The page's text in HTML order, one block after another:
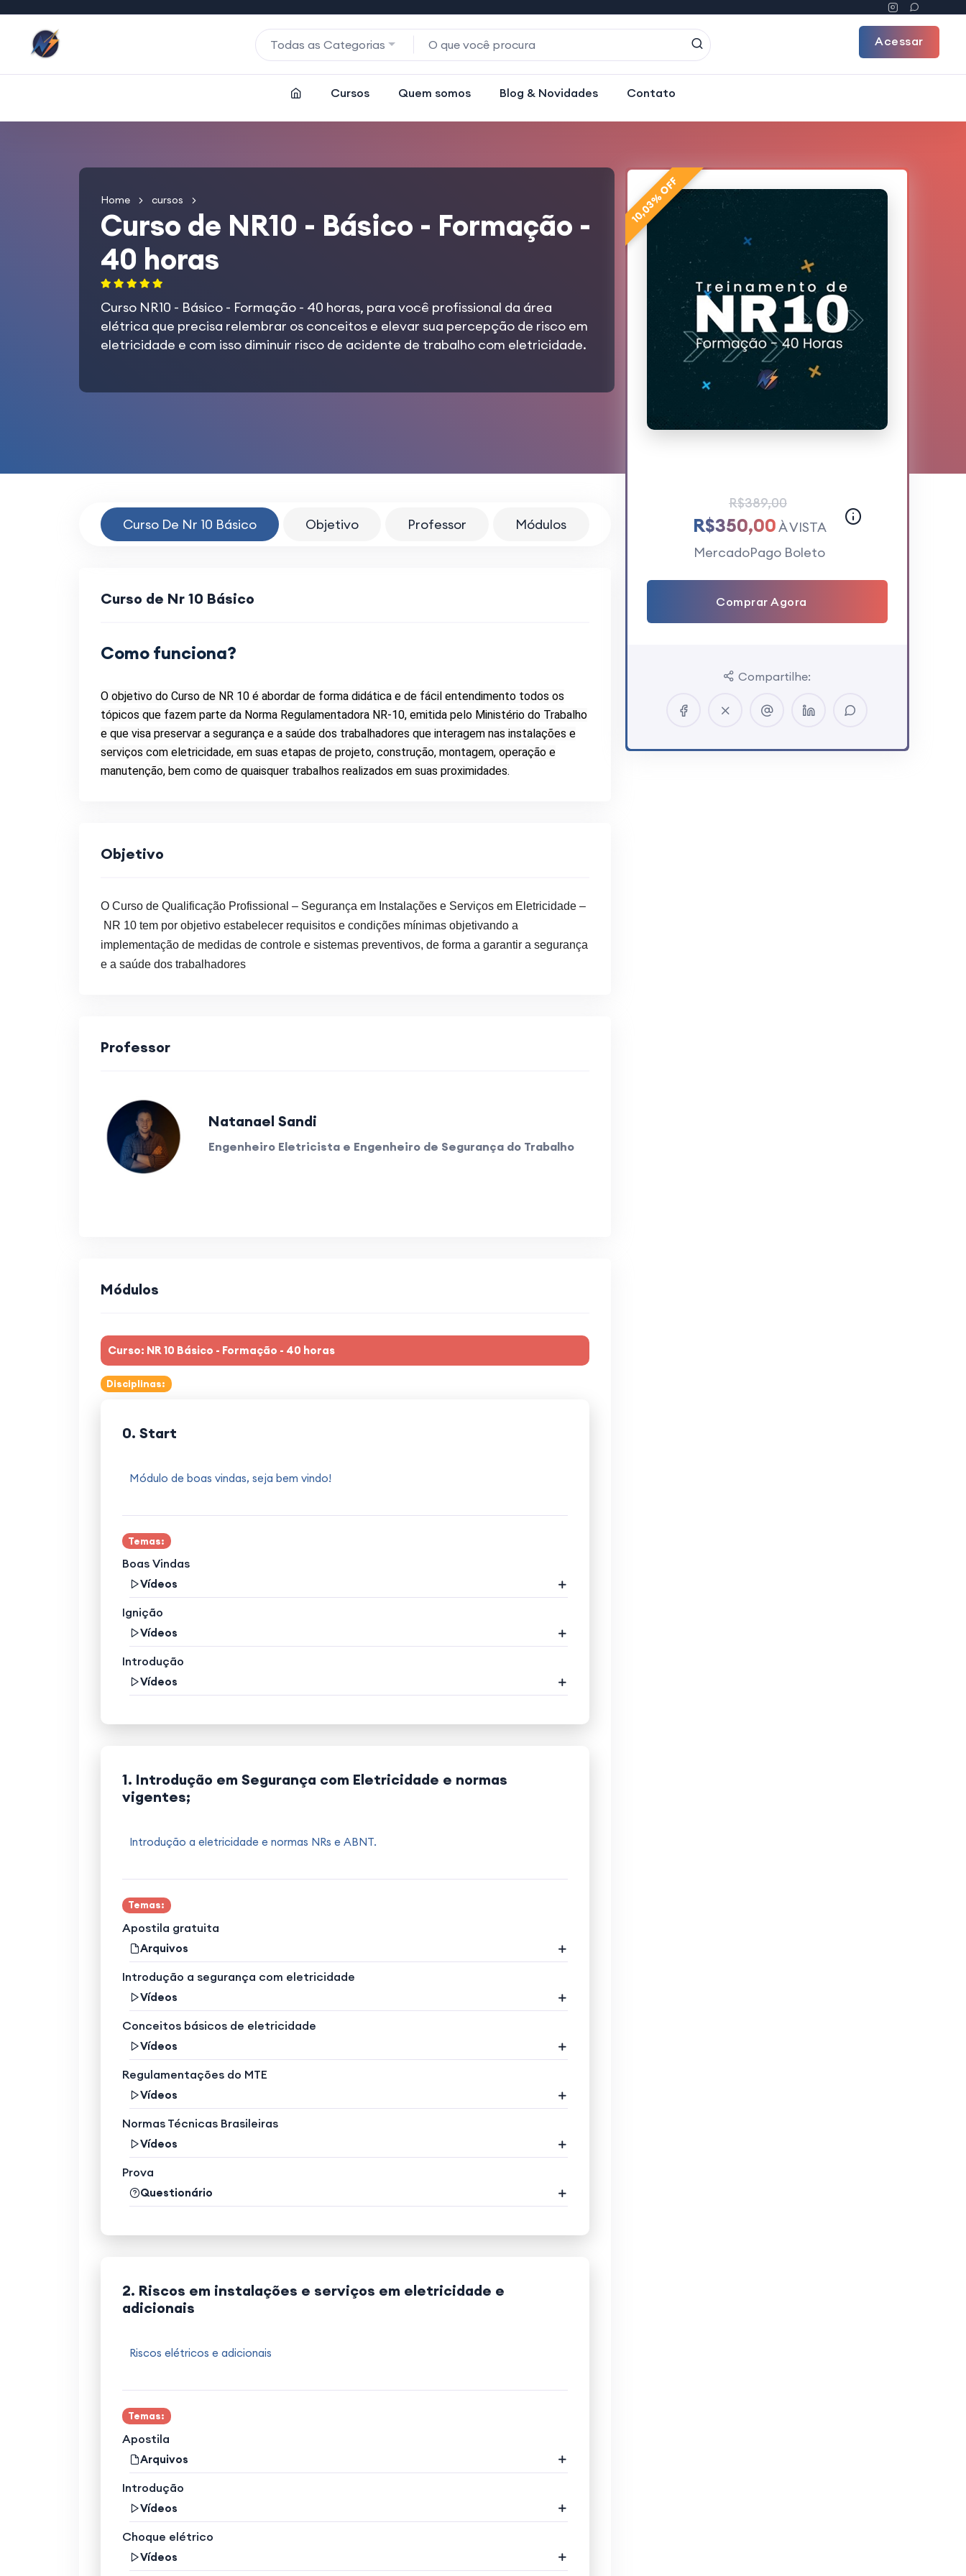
Todas as Categorias Acessar
Cursos Quem somos Blog & Novidades Contato
Home cursos
Curso de NR10 - Básico - Formação -
40 horas
Curso NR10 - Básico - Formação - 40 horas, para você profissional da área
elétrica que precisa relembrar os conceitos e elevar sua percepção de risco em
eletricidade e com isso diminuir risco de acidente de trabalho com eletricidade.
10,03% OFF
R$389,00
R$350,00À VISTA
MercadoPago Boleto
Comprar Agora
Compartilhe:
Curso De Nr 10 Básico Objetivo Professor Módulos
Curso de Nr 10 Básico
Como funciona?
O objetivo do Curso de NR 10 é abordar de forma didática e de fácil entendimento todos os
tópicos que fazem parte da Norma Regulamentadora NR-10, emitida pelo Ministério do Trabalho
e que visa preservar a segurança e a saúde dos trabalhadores que interagem nas instalações e
serviços com eletricidade, em suas etapas de projeto, construção, montagem, operação e
manutenção, bem como de quaisquer trabalhos realizados em suas proximidades.
Objetivo
O Cursode Qualificação Profissional – Segurança em Instalações e Serviços em Eletricidade –
NR 10tem por objetivoestabelecer requisitos e condições mínimas objetivando a
implementação de medidas de controle e sistemas preventivos, de forma a garantir a segurança
e a saúde dos trabalhadores
Professor
Natanael Sandi
Engenheiro Eletricista e Engenheiro de Segurança do Trabalho
Módulos
Curso: NR 10 Básico - Formação - 40 horas
Disciplinas:
0. Start
Módulo de boas vindas, seja bem vindo!
Temas:
Boas Vindas
Vídeos
Ignição
Vídeos
Introdução
Vídeos
1. Introdução em Segurança com Eletricidade e normas
vigentes;
Introdução a eletricidade e normas NRs e ABNT.
Temas:
Apostila gratuita
Arquivos
Introdução a segurança com eletricidade
Vídeos
Conceitos básicos de eletricidade
Vídeos
Regulamentações do MTE
Vídeos
Normas Técnicas Brasileiras
Vídeos
Prova
Questionário
2. Riscos em instalações e serviços em eletricidade e
adicionais
Riscos elétricos e adicionais
Temas:
Apostila
Arquivos
Introdução
Vídeos
Choque elétrico
Vídeos